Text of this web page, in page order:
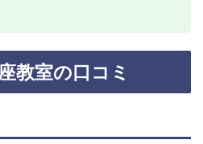
教室の口コミ